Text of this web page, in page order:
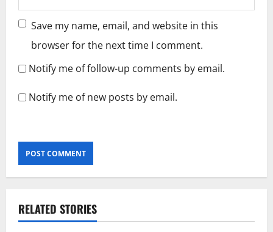
Save my name, email, and website in this
browser for the next time I comment.
Notify me of follow-up comments by email.
Notify me of new posts by email.
RELATED STORIES